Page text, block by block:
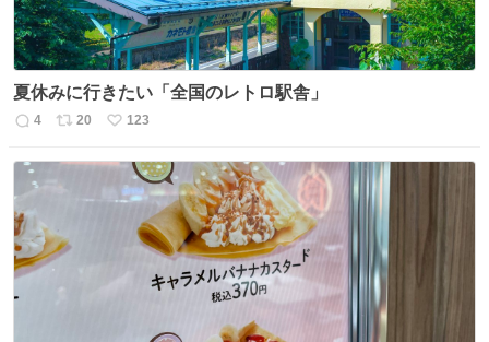
夏休みに行きたい「全国のレトロ駅舎」
返
4
リ
20
い
数
123